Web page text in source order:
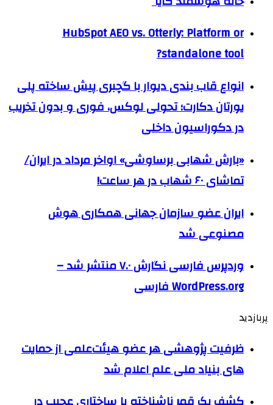
HubSpot AEO vs. Otterly: Platform or
standalone tool?
انواع قاب بندی دیوار با گچبری پیش ساخته پلی
یورتان دکارت؛ تحولی لوکس، فوری و بدون تخریب
در دکوراسیون داخلی
«بارش شهابی برساوشی» اواخر مرداد در ایران/
تماشای ۶۰ شهاب در هر ساعت!
ایران عضو سازمان جهانی همکاری هوش
مصنوعی شد
وردپرس فارسی نگارش ۷.۰ منتشر شد –
WordPress.org فارسی
پربازدید
ظرفیت پژوهشی هر عضو هیئت‌علمی از حمایت
های بنیاد ملی علم اعلام شد